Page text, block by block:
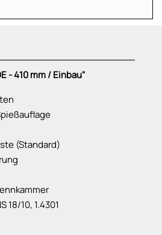
- 410 mm / Einbau"
(Standard)
18/10, 1.4301